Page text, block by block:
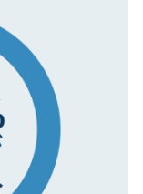
ください。